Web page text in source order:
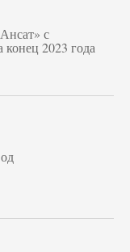
с
2023 года